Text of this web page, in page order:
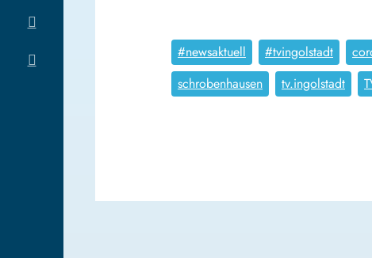
#newsaktuell #tvingolstadt
schrobenhausen
tv.ingolstadt